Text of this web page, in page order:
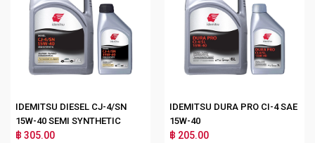
IDEMITSU DIESEL CJ-4/SN
15W-40 SEMI SYNTHETIC
฿ 305.00
IDEMITSU DURA PRO CI-4 SAE
15W-40
฿ 205.00